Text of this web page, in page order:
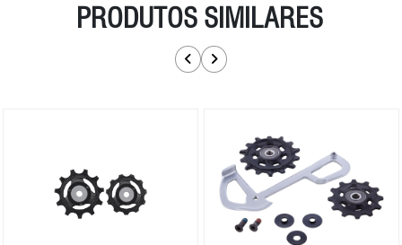
PRODUTOS SIMILARES